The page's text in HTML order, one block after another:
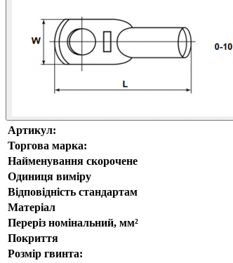
Артикул:
Торгова марка:
Найменування скорочене
Одиниця виміру
Відповідність стандартам
Матеріал
Переріз номінальний, мм²
Покриття
Розмір гвинта: